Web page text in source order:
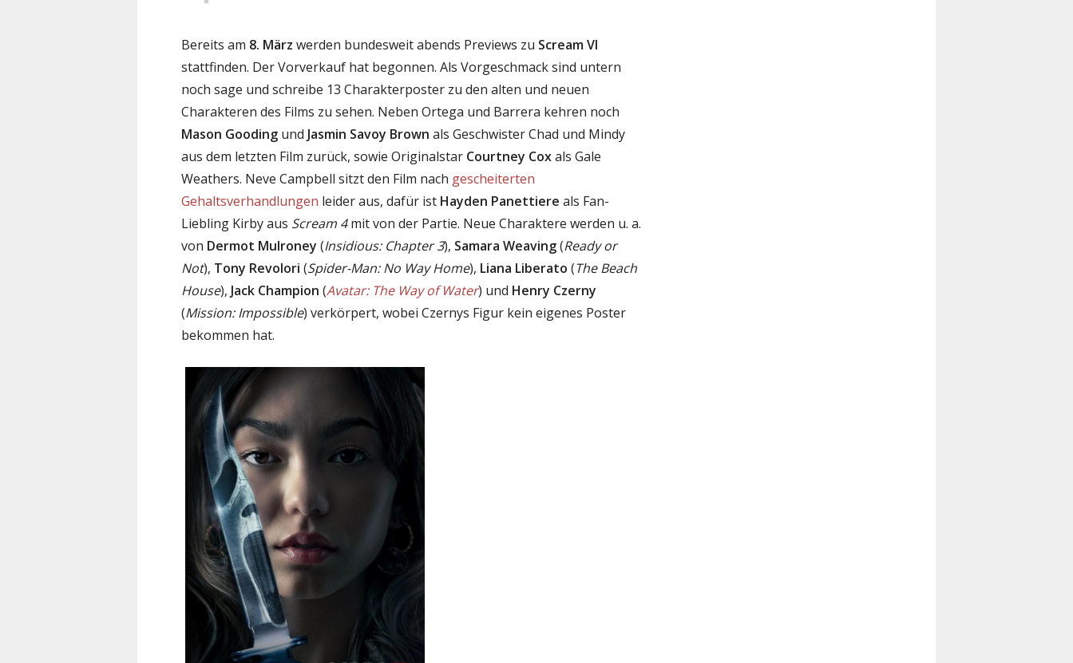
Bereits am 8. März werden bundesweit abends Previews zu Scream VI
stattfinden. Der Vorverkauf hat begonnen. Als Vorgeschmack sind untern
noch sage und schreibe 13 Charakterposter zu den alten und neuen
Charakteren des Films zu sehen. Neben Ortega und Barrera kehren noch
Mason Gooding und Jasmin Savoy Brown als Geschwister Chad und Mindy
aus dem letzten Film zurück, sowie Originalstar Courtney Coxals Gale
Weathers. Neve Campbell sitzt den Film nach gescheiterten
Gehaltsverhandlungen leider aus, dafür ist Hayden Panettiere als Fan-
Liebling Kirby aus Scream 4mit von der Partie. Neue Charaktere werden u. a.
von Dermot Mulroney (Insidious: Chapter 3), Samara Weaving(Ready or
Not), Tony Revolori (Spider-Man: No Way Home), Liana Liberato (The Beach
House), Jack Champion (Avatar: The Way of Water) und Henry Czerny
(Mission: Impossible) verkörpert, wobei Czernys Figur kein eigenes Poster
bekommen hat.